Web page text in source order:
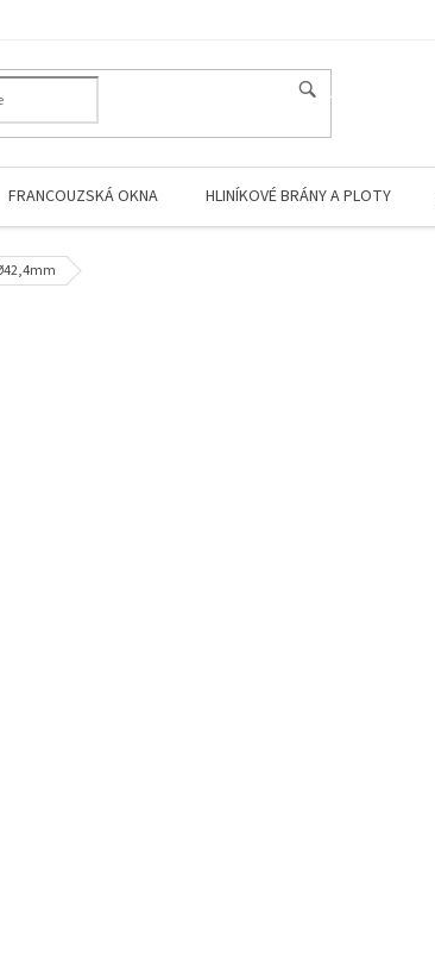
FRANCOUZSKÁ OKNA HLINÍKOVÉ BRÁNY A PLOTY